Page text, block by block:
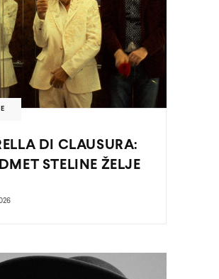
DI CLAUSURA:
STELINE ŽELJE